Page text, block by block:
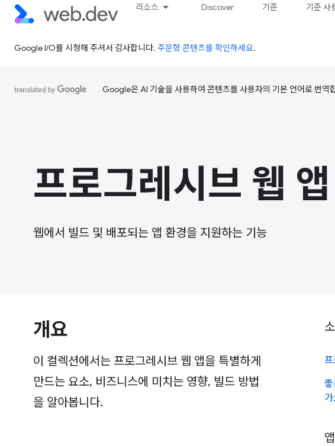
리소스 Discover 기준 기준 사
Google I/O를 시청해 주셔서 감사합니다. 주문형 콘텐츠를 확인하세요.
Google은 AI 기술을 사용하여 콘텐츠를 사용자의 기본 언어로 번역
프로그레시브 웹 앱
웹에서 빌드 및 배포되는 앱 환경을 지원하는 기능
개요
이 컬렉션에서는 프로그레시브 웹 앱을 특별하게
만드는 요소, 비즈니스에 미치는 영향, 빌드 방법
을 알아봅니다.